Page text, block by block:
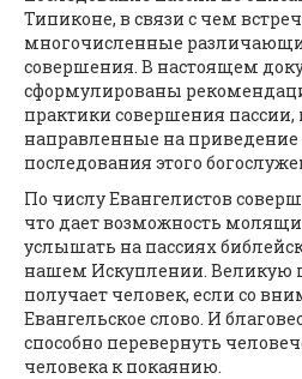
Типиконе, в связи с чем
многочисленные
совершения. В настоящем
сформулированы
практики совершения пассии,
направленные на приведение
последования этого
По числу Евангелистов
что дает возможность
услышать на пассиях
нашем Искуплении. Великую
получает человек, если со
Евангельское слово. И
способно перевернуть
человека к покаянию.